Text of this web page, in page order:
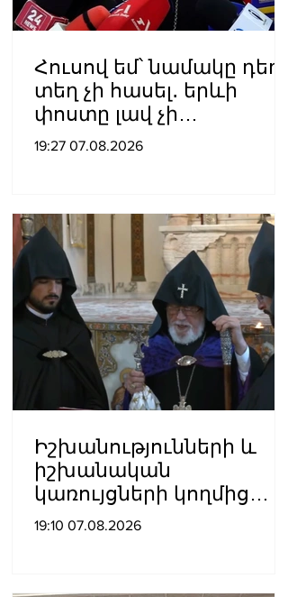
Հուսով եմ՝ նամակը դեռ
տեղ չի հասել․ երևի
փոստը լավ չի
աշխատում․ Նաթան
պատրիարքի լռության
մասին
19:27 07.08.2026
Իշխանությունների և
իշխանական
կառույցների կողմից
քայլեր են ձեռնարկվում
վնասելու,
19:10 07.08.2026